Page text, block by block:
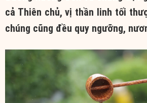
cả Thiên chủ, vị thần linh tối
chúng cũng đều quy ngưỡng,